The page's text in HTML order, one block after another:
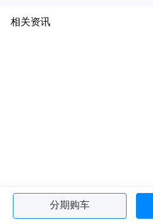
相关资讯
分期购车